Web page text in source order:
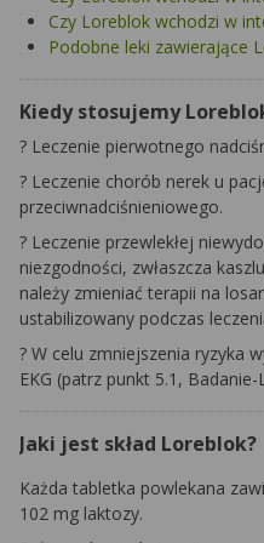
Czy Loreblok wchodzi w
Podobne leki zawierające
Kiedy stosujemy
? Leczenie pierwotnego
? Leczenie chorób nerek u
przeciwnadciśnieniowego.
? Leczenie przewlekłej
niezgodności, zwłaszcza
należy zmieniać terapii na
ustabilizowany podczas
? W celu zmniejszenia ryzyka
EKG (patrz punkt 5.1, Badanie-
Jaki jest skład Loreblok?
Każda tabletka powlekana
102 mg laktozy.